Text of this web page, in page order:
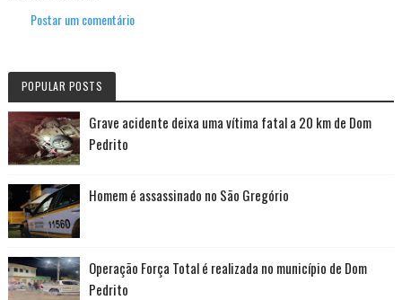
Postar um comentário
POPULAR POSTS
Grave acidente deixa uma vítima fatal a 20 km de Dom
Pedrito
Homem é assassinado no São Gregório
Operação Força Total é realizada no município de Dom
Pedrito